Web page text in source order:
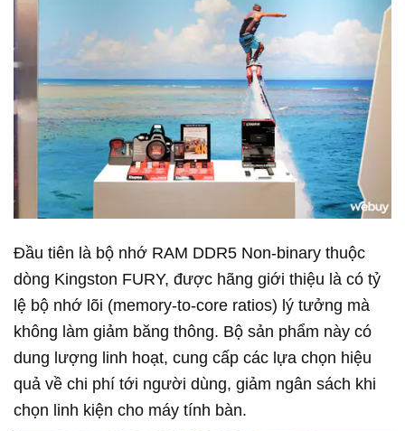
Đầu tiên là bộ nhớ RAM DDR5 Non-binary thuộc
dòng Kingston FURY, được hãng giới thiệu là có tỷ
lệ bộ nhớ lõi (memory-to-core ratios) lý tưởng mà
không làm giảm băng thông. Bộ sản phẩm này có
dung lượng linh hoạt, cung cấp các lựa chọn hiệu
quả về chi phí tới người dùng, giảm ngân sách khi
chọn linh kiện cho máy tính bàn.